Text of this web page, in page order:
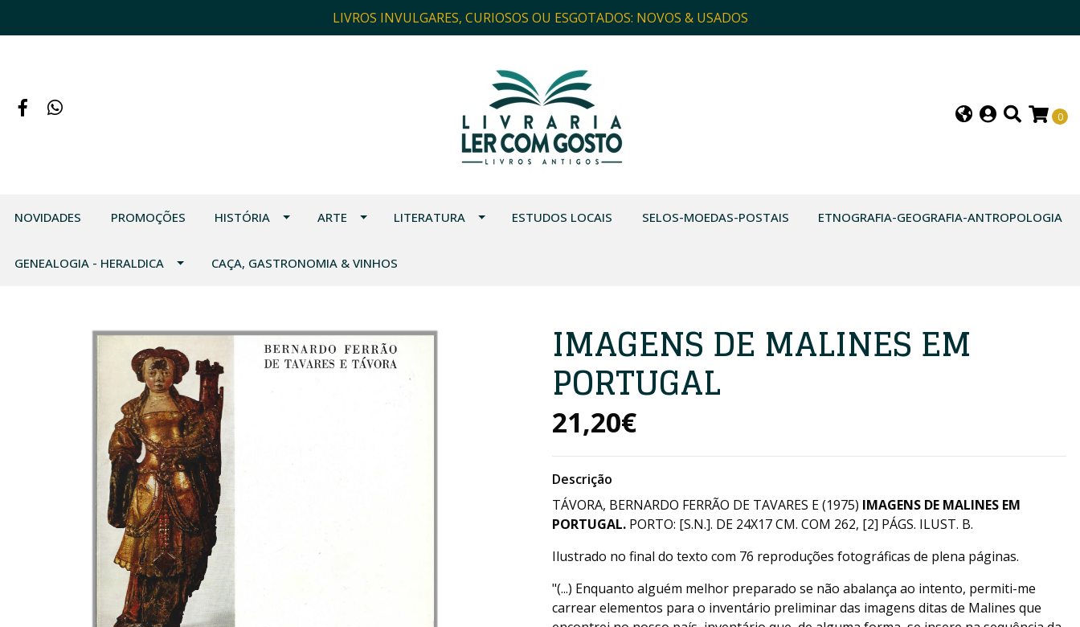
LIVROS INVULGARES, CURIOSOS OU ESGOTADOS: NOVOS & USADOS
0
NOVIDADES PROMOÇÕES HISTÓRIA ARTE LITERATURA ESTUDOS LOCAIS SELOS-MOEDAS-POSTAIS ETNOGRAFIA-GEOGRAFIA-ANTROPOLOGIA
GENEALOGIA - HERALDICA CAÇA, GASTRONOMIA & VINHOS
IMAGENS DE MALINES EM
PORTUGAL
21,20€
Descrição
TÁVORA, BERNARDO FERRÃO DE TAVARES E (1975) IMAGENS DE MALINES EM
PORTUGAL. PORTO: [S.N.]. DE 24X17 CM. COM 262, [2] PÁGS. ILUST. B.
Ilustrado no final do texto com 76 reproduções fotográficas de plena páginas.
"(...) Enquanto alguém melhor preparado se não abalança ao intento, permiti-me
carrear elementos para o inventário preliminar das imagens ditas de Malines que